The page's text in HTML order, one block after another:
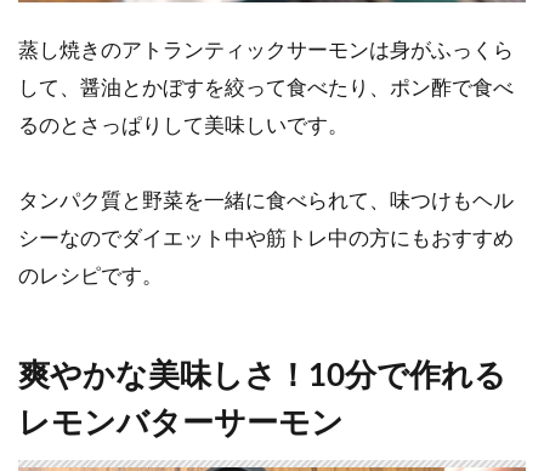
蒸し焼きのアトランティックサーモンは身がふっくら
して、醤油とかぼすを絞って食べたり、ポン酢で食べ
るのとさっぱりして美味しいです。
タンパク質と野菜を一緒に食べられて、味つけもヘル
シーなのでダイエット中や筋トレ中の方にもおすすめ
のレシピです。
爽やかな美味しさ！10分で作れる
レモンバターサーモン